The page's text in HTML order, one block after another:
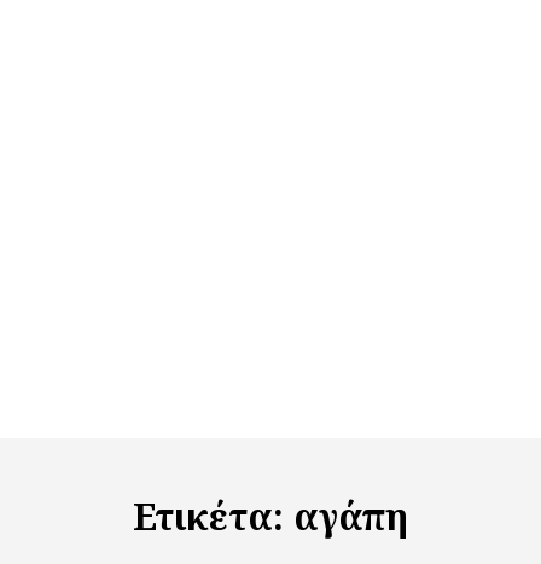
Ετικέτα: αγάπη